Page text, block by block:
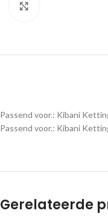
Passend voor.: Kibani
Passend voor.: Kibani
Gerelateerde